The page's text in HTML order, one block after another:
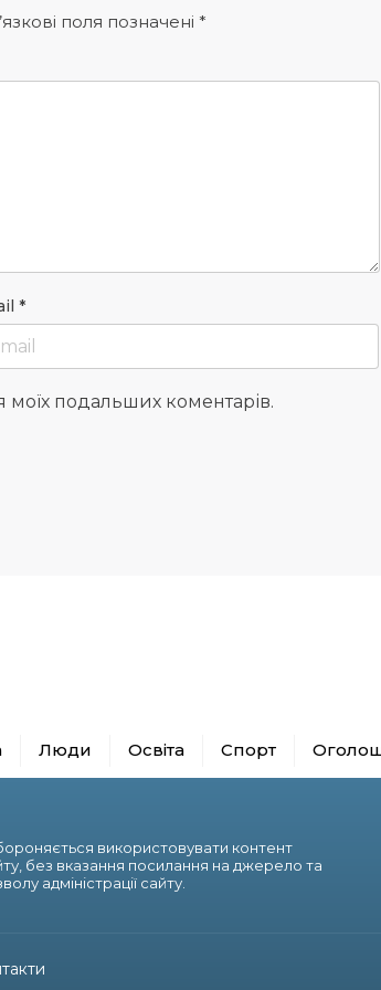
поля позначені *
*
моїх подальших коментарів.
Люди Освіта Спорт
використовувати контент
без вказання посилання на джерело та
адміністрації сайту.